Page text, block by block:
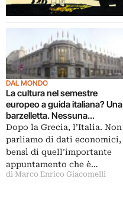
DAL MONDO
La cultura nel semestre
europeo a guida italiana? Una
barzelletta. Nessuna
organizzazione, niente
comitati scientifici, ma per chi
vuole organizzare qualcosa,
c’è pure un prezziario: leggete
qui…
Dopo la Grecia, l’Italia. Non
parliamo di dati economici,
bensì di quell’importante
appuntamento che è…
di Marco Enrico Giacomelli